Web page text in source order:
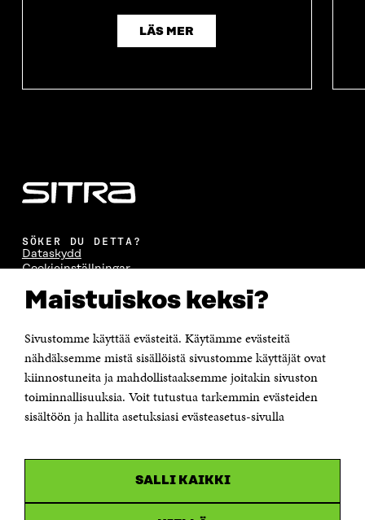
Maistuiskos keksi?
Sivustomme käyttää evästeitä. Käytämme evästeitä
nähdäksemme mistä sisällöistä sivustomme käyttäjät ovat
kiinnostuneita ja mahdollistaaksemme joitakin sivuston
toiminnallisuuksia. Voit tutustua tarkemmin evästeiden
sisältöön ja hallita asetuksiasi evästeasetus-sivulla
SALLI KAIKKI
LÄS MER
SÖKER DU DETTA?
Dataskydd
Cookieinställningar
Tillgänglighetsutredning
Beskrivning av handlingsoffentligheten
KONTAKTA OSS
Jubileumsfonden för Finlands självständighet Sitra
Östersjögatan 11–13, PB 160,
00181 Helsingfors